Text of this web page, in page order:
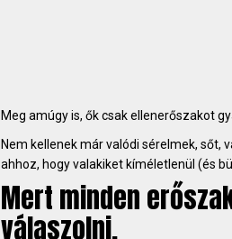
Meg amúgy is, ők csak ellenerőszakot
Nem kellenek már valódi sérelmek, sőt,
ahhoz, hogy valakiket kíméletlenül (és
Mert minden
válaszolni.